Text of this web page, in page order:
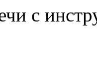
с